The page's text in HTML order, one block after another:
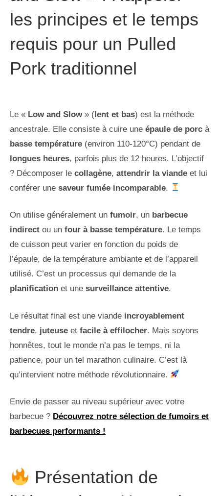
les principes et le temps
requis pour un Pulled
Pork traditionnel
Le « Low and Slow » (lent et bas) est la méthode
ancestrale. Elle consiste à cuire une épaule de porc à
basse température (environ 110-120°C) pendant de
longues heures, parfois plus de 12 heures. L’objectif
? Décomposer le collagène, attendrir la viande et lui
conférer une saveur fumée incomparable.
On utilise généralement un fumoir, un barbecue
indirect ou un four à basse température. Le temps
de cuisson peut varier en fonction du poids de
l’épaule, de la température ambiante et de l’appareil
utilisé. C’est un processus qui demande de la
planification et une surveillance attentive.
Le résultat final est une viande incroyablement
tendre, juteuse et facile à effilocher. Mais soyons
honnêtes, tout le monde n’a pas le temps, ni la
patience, pour un tel marathon culinaire. C’est là
qu’intervient notre méthode révolutionnaire.
Envie de passer au niveau supérieur avec votre
barbecue ? Découvrez notre sélection de fumoirs et
barbecues performants !
Présentation de